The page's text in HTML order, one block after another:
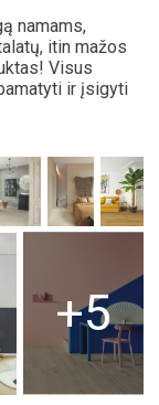
namams,
itin mažos
Visus
ir įsigyti
+5